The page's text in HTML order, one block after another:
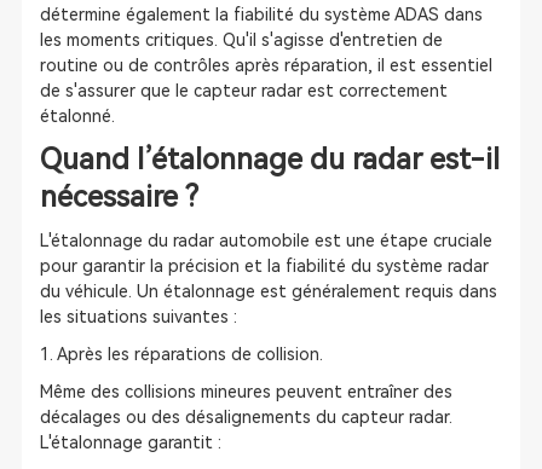
détermine également la fiabilité du système ADAS dans
les moments critiques. Qu'il s'agisse d'entretien de
routine ou de contrôles après réparation, il est essentiel
de s'assurer que le capteur radar est correctement
étalonné.
Quand l’étalonnage du radar est-il
nécessaire ?
L'étalonnage du radar automobile est une étape cruciale
pour garantir la précision et la fiabilité du système radar
du véhicule. Un étalonnage est généralement requis dans
les situations suivantes :
1. Après les réparations de collision.
Même des collisions mineures peuvent entraîner des
décalages ou des désalignements du capteur radar.
L'étalonnage garantit :